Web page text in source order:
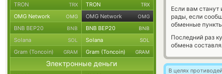
Если вам
рады, если
обменные
Последний раз
обмена
В целях
TRON TRX TRON TRX
OMG Network OMG OMG Network OMG
BNB BEP20 BNB BNB BEP20 BNB
Solana SOL Solana SOL
Gram (Toncoin) GRAM Gram (Toncoin) GRAM
Электронные деньги